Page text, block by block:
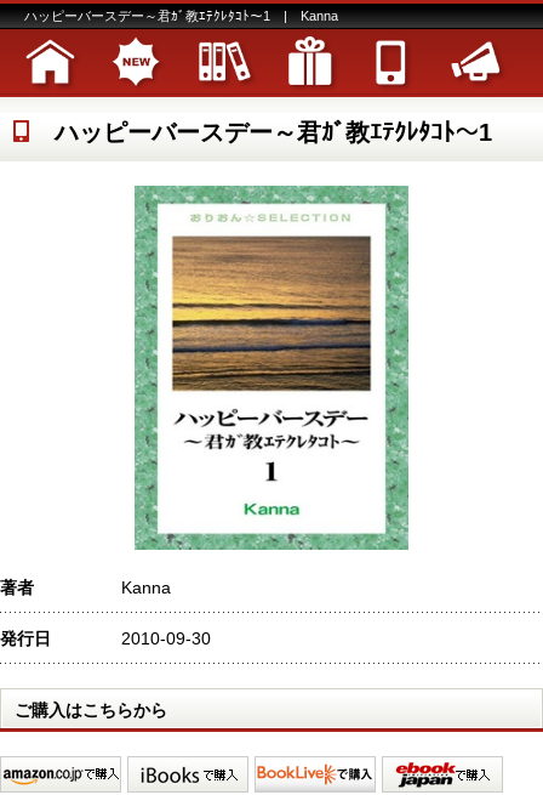
ハッピーバースデー～君ｶﾞ教ｴﾃｸﾚﾀｺﾄ～1 | Kanna
ハッピーバースデー～君ｶﾞ教ｴﾃｸﾚﾀｺﾄ～1
著者 Kanna
発行日 2010-09-30
ご購入はこちらから